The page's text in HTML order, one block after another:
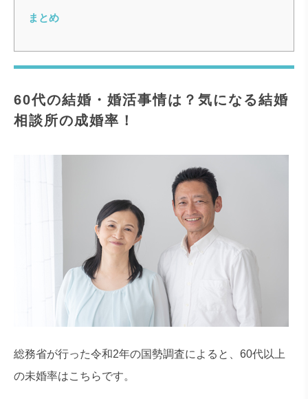
まとめ
60代の結婚・婚活事情は？気になる結婚
相談所の成婚率！
総務省が行った令和2年の国勢調査によると、60代以上
の未婚率はこちらです。